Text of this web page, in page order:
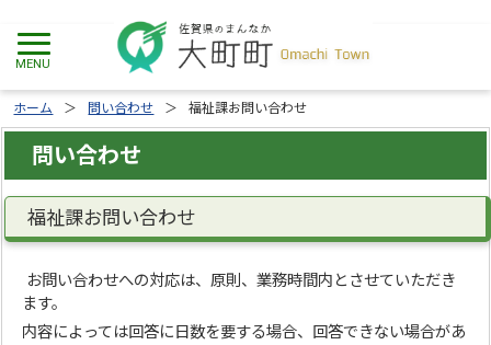
ホーム 問い合わせ 福祉課お問い合わせ
問い合わせ
福祉課お問い合わせ
お問い合わせへの対応は、原則、業務時間内とさせていただき
ます。
内容によっては回答に日数を要する場合、回答できない場合があ